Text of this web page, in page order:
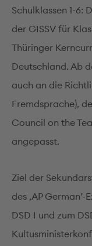
Schulklassen 1-6:
der GISSV für
Thüringer
Deutschland. Ab
auch an die
Fremdsprache),
Council on the
angepasst.
Ziel der
des ‚AP
DSD I und zum